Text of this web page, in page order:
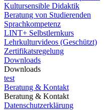
Kultursensible Didaktik
Beratung von Studierenden
Sprachkompetenz
LINT+ Selbstlernkurs
Lehrkulturvideos (Geschützt)
Zertifikatsregelung
Downloads
Downloads
test
Beratung & Kontakt
Beratung & Kontakt
Datenschutzerklärung